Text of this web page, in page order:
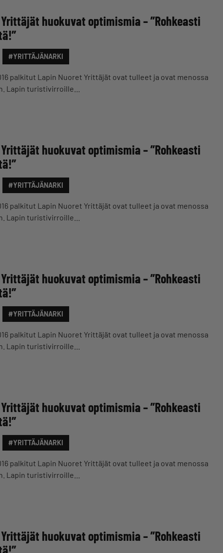
huokuvat optimismia – ”Rohkeasti
#YRITTÄJÄNARKI
palkitut Lapin Nuoret Yrittäjät ovat tulleet ja ovat menossa
Lapin turistivirroille…
huokuvat optimismia – ”Rohkeasti
#YRITTÄJÄNARKI
palkitut Lapin Nuoret Yrittäjät ovat tulleet ja ovat menossa
Lapin turistivirroille…
huokuvat optimismia – ”Rohkeasti
#YRITTÄJÄNARKI
palkitut Lapin Nuoret Yrittäjät ovat tulleet ja ovat menossa
Lapin turistivirroille…
huokuvat optimismia – ”Rohkeasti
#YRITTÄJÄNARKI
palkitut Lapin Nuoret Yrittäjät ovat tulleet ja ovat menossa
Lapin turistivirroille…
huokuvat optimismia – ”Rohkeasti